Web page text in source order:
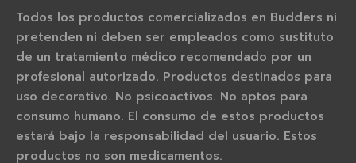
Todos los productos comercializados en Budders ni
pretenden ni deben ser empleados como sustituto
de un tratamiento médico recomendado por un
profesional autorizado. Productos destinados para
uso decorativo. No psicoactivos. No aptos para
consumo humano. El consumo de estos productos
estará bajo la responsabilidad del usuario. Estos
productos no son medicamentos.